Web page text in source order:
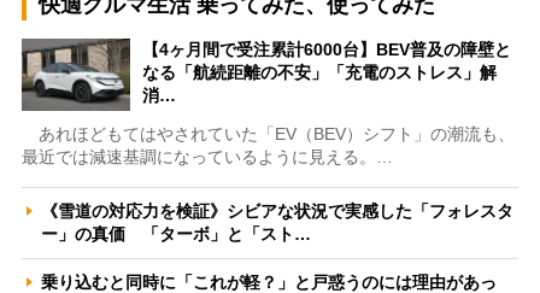
【4ヶ月間で受注累計6000台】BEV普及の障壁と
なる「航続距離の不安」「充電のストレス」解
消…
あれほどもてはやされていた「EV（BEV）シフト」の潮流も、
最近では減速基調になっているように見える。…
《雪道の対応力を検証》シビアな状況で実感した「フォレスタ
ー」の真価 「ターボ」と「スト…
乗り込むと同時に「これが軽？」と戸惑うのには理由があっ